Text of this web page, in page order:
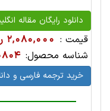
دانلود رایگان مقاله
قیمت : 2,080,000 ریال
شناسه محصول:
خرید ترجمه فارسی و